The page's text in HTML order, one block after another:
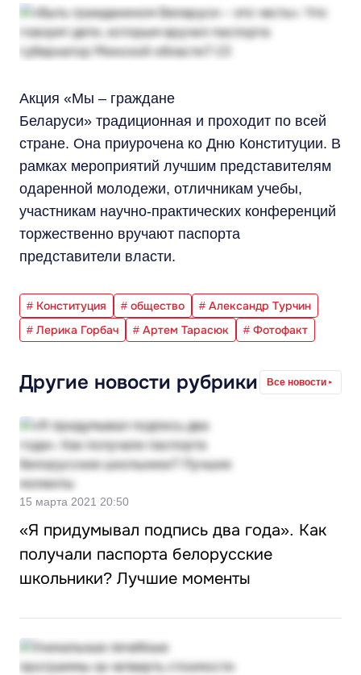
Акция «Мы – граждане
Беларуси» традиционная и проходит по всей
стране. Она приурочена ко Дню Конституции. В
рамках мероприятий лучшим представителям
одаренной молодежи, отличникам учебы,
участникам научно-практических конференций
торжественно вручают паспорта
представители власти.
# Конституция # общество
# Александр Турчин
# Лерика Горбач
# Артем Тарасюк # Фотофакт
Другие новости рубрики Все новости
15 марта 2021 20:50
«Я придумывал подпись два года». Как
получали паспорта белорусские
школьники? Лучшие моменты